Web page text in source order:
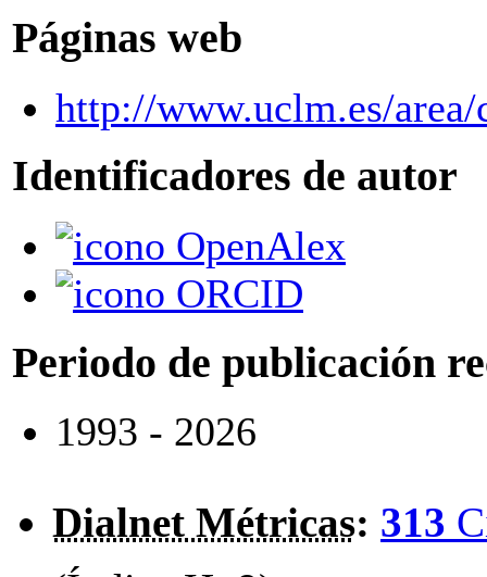
Páginas web
http://www.uclm.es/
Identificadores de autor
OpenAlex
ORCID
Periodo de publicación
1993 - 2026
Dialnet Métricas: 313